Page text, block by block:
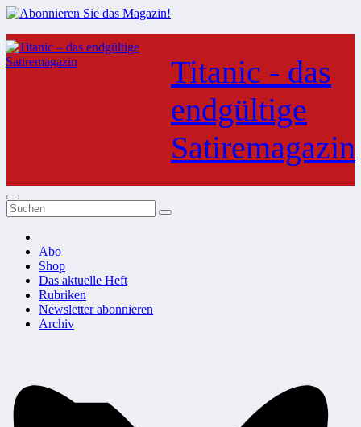
Zum
Inhalt
springen
Titanic - das
endgültige
Satiremagazin
Abo
Shop
Das aktuelle Heft
Rubriken
Newsletter abonnieren
Archiv